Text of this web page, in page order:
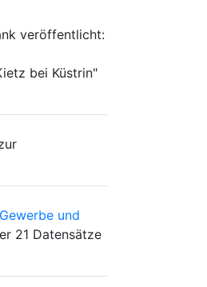
veröffentlicht:
bei Küstrin"
und
21 Datensätze